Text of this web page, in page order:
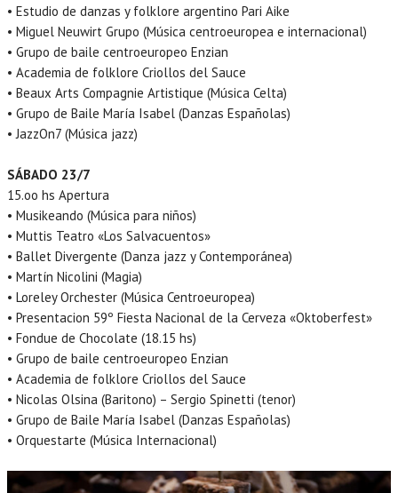
• Estudio de danzas y folklore argentino Pari Aike
• Miguel Neuwirt Grupo (Música centroeuropea e internacional)
• Grupo de baile centroeuropeo Enzian
• Academia de folklore Criollos del Sauce
• Beaux Arts Compagnie Artistique (Música Celta)
• Grupo de Baile María Isabel (Danzas Españolas)
• JazzOn7 (Música jazz)
SÁBADO 23/7
15.oo hs Apertura
• Musikeando (Música para niños)
• Muttis Teatro «Los Salvacuentos»
• Ballet Divergente (Danza jazz y Contemporánea)
• Martín Nicolini (Magia)
• Loreley Orchester (Música Centroeuropea)
• Presentacion 59º Fiesta Nacional de la Cerveza «Oktoberfest»
• Fondue de Chocolate (18.15 hs)
• Grupo de baile centroeuropeo Enzian
• Academia de folklore Criollos del Sauce
• Nicolas Olsina (Baritono) – Sergio Spinetti (tenor)
• Grupo de Baile María Isabel (Danzas Españolas)
• Orquestarte (Música Internacional)